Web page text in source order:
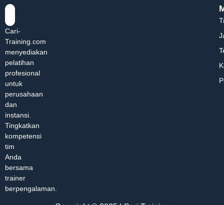
Cari-
Training.com
menyediakan
pelatihan
profesional
untuk
perusahaan
dan
instansi.
Tingkatkan
kompetensi
tim
Anda
bersama
trainer
berpengalaman.